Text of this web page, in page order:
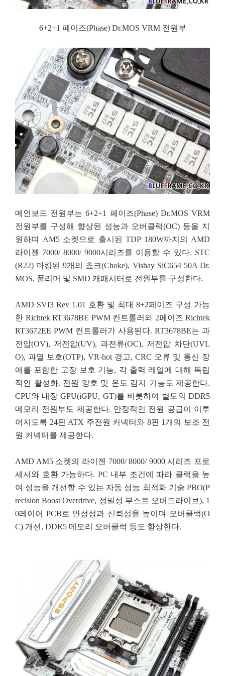
6+2+1 페이즈(Phase) Dr.MOS VRM 전원부
메인보드 전원부는 6+2+1 페이즈(Phase) Dr.MOS VRM
전원부를 구성해 향상된 성능과 오버클럭(OC) 등을 지
원하며 AM5 소켓으로 출시된 TDP 180W까지의 AMD
라이젠 7000/ 8000/ 9000시리즈를 이용할 수 있다. STC
(R22) 마킹된 9개의 쵸크(Choke), Vishay SiC654 50A Dr.
MOS, 폴리머 및 SMD 캐패시터로 전원부를 구성한다.
AMD SVI3 Rev 1.01 호환 및 최대 8+2페이즈 구성 가능
한 Richtek RT3678BE PWM 컨트롤러와 2페이즈 Richtek
RT3672EE PWM 컨트롤러가 사용된다. RT3678BE는 과
전압(OV), 저전압(UV), 과전류(OC), 저전압 차단(UVL
O), 과열 보호(OTP), VR-hot 경고, CRC 오류 및 통신 장
애를 포함한 고장 보호 기능, 각 출력 레일에 대해 독립
적인 활성화, 전원 양호 및 온도 감지 기능도 제공한다.
CPU와 내장 GPU(iGPU, GT)를 비롯하여 별도의 DDR5
메모리 전원부도 제공한다. 안정적인 전원 공급이 이루
어지도록 24핀 ATX 주전원 커넥터와 8핀 1개의 보조 전
원 커넥터를 제공한다.
AMD AM5 소켓의 라이젠 7000/ 8000/ 9000 시리즈 프로
세서와 호환 가능하다. PC 내부 조건에 따라 클럭을 높
여 성능을 개선할 수 있는 자동 성능 최적화 기술 PBO(P
recision Boost Overdrive, 정밀성 부스트 오버드라이브), 1
0레이어 PCB로 안정성과 신뢰성을 높이며 오버클럭(O
C) 개선, DDR5 메모리 오버클럭 등도 향상한다.